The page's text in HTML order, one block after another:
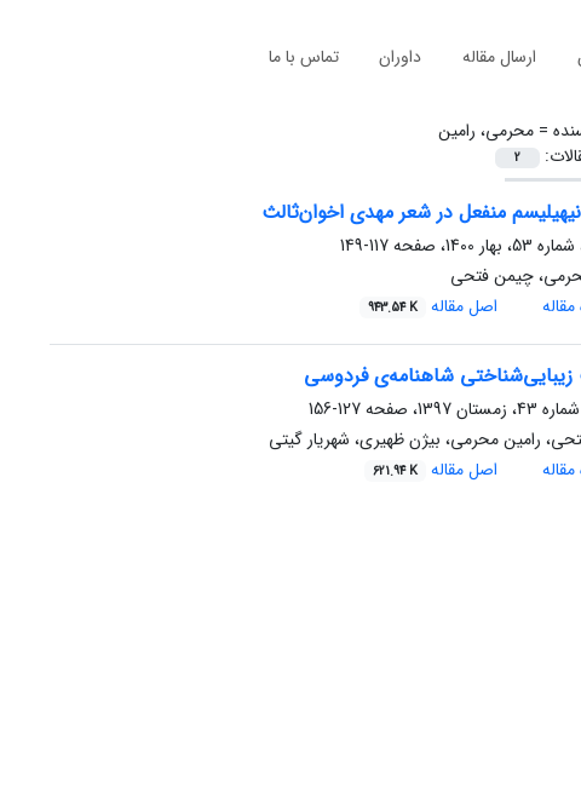
ارسال مقاله داوران تماس با ما
=محرمی، رامین
2
نیهیلیسم منفعل در شعر مهدی اخوان‌ثالث
117-149
چیمن فتحی
اصل مقاله 943.54 K
شاهنامه‌ی فردوسی
127-156
رامین محرمی، بیژن ظهیری، شهریار گیتی
اصل مقاله 621.94 K